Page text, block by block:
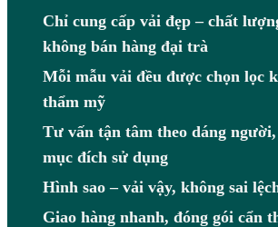
Chỉ cung cấp vải đẹp – chất
không bán hàng đại trà
Mỗi mẫu vải đều được chọn lọc
thẩm mỹ
Tư vấn tận tâm theo dáng
mục đích sử dụng
Hình sao – vải vậy, không sai
Giao hàng nhanh, đóng gói cẩn